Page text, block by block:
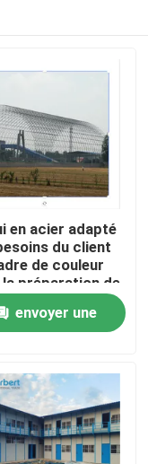
en acier adapté
du client
de couleur
la préparation de
peinte
envoyer une